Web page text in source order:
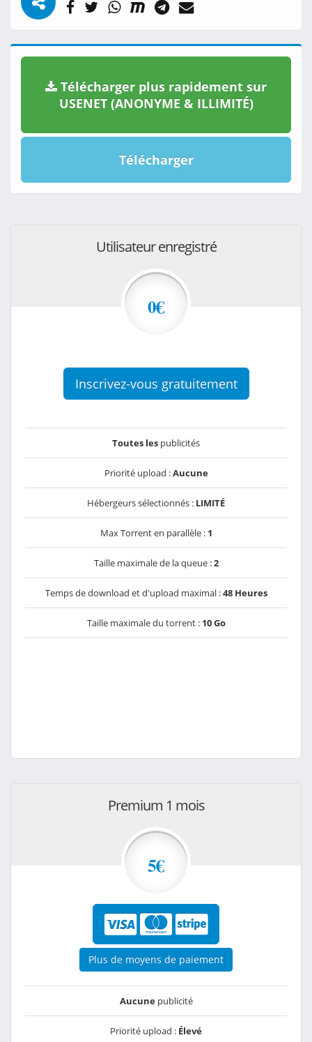
Télécharger plus rapidement sur
USENET (ANONYME & ILLIMITÉ)
Télécharger
Utilisateur enregistré
0€
Inscrivez-vous gratuitement
Toutes les publicités
Priorité upload :Aucune
Hébergeurs sélectionnés : LIMITÉ
Max Torrent en parallèle : 1
Taille maximale de la queue :2
Temps de download et d'upload maximal :48 Heures
Taille maximale du torrent : 10 Go
Premium 1 mois
5€
Plus de moyens de paiement
Aucunepublicité
Priorité upload : Élevé